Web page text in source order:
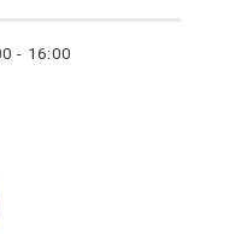
- 16:00